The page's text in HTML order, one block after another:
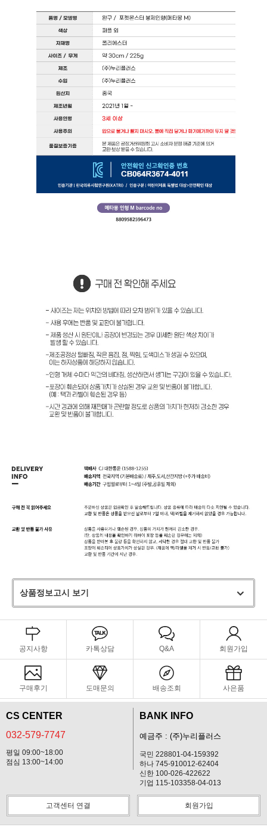
상품정보고시 보기
공지사항 카톡상담 Q&A 회원가입
구매후기 도매문의 배송조회 사은품
CS CENTER
032-579-7747
평일 09:00~18:00
점심 13:00~14:00
BANK INFO
예금주 : (주)누리플러스
국민 228801-04-159392
하나 745-910012-62404
신한 100-026-422622
기업 115-103358-04-013
고객센터 연결 회원가입